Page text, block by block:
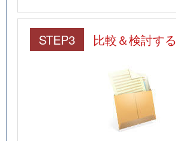
STEP3 比較＆検討する